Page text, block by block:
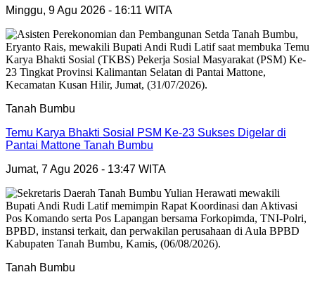
Minggu, 9 Agu 2026 - 16:11 WITA
Tanah Bumbu
Temu Karya Bhakti Sosial PSM Ke-23 Sukses Digelar di
Pantai Mattone Tanah Bumbu
Jumat, 7 Agu 2026 - 13:47 WITA
Tanah Bumbu